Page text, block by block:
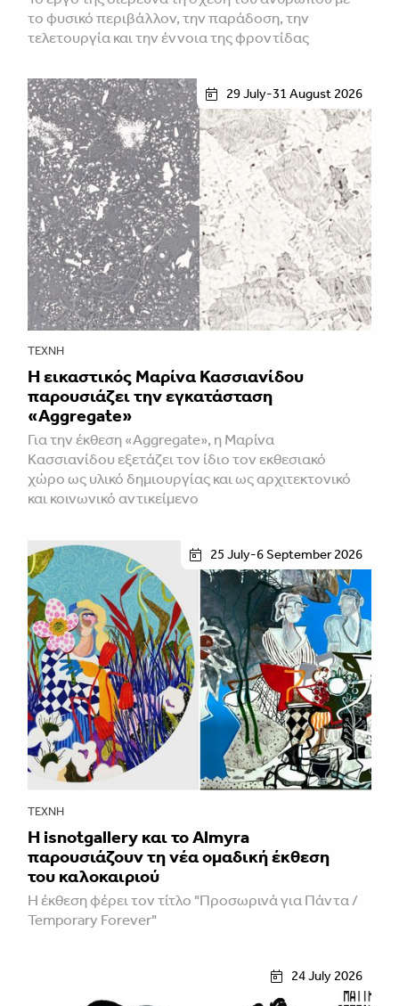
το φυσικό περιβάλλον, την παράδοση, την
τελετουργία και την έννοια της φροντίδας
29 July-31 August 2026
ΤΈΧΝΗ
Η εικαστικός Μαρίνα Κασσιανίδου
παρουσιάζει την εγκατάσταση
«Aggregate»
Για την έκθεση «Aggregate», η Μαρίνα
Κασσιανίδου εξετάζει τον ίδιο τον εκθεσιακό
χώρο ως υλικό δημιουργίας και ως αρχιτεκτονικό
και κοινωνικό αντικείμενο
25 July-6 September 2026
ΤΈΧΝΗ
Η isnotgallery και το Almyra
παρουσιάζουν τη νέα ομαδική έκθεση
του καλοκαιριού
Η έκθεση φέρει τον τίτλο "Προσωρινά για Πάντα /
Temporary Forever"
24 July 2026